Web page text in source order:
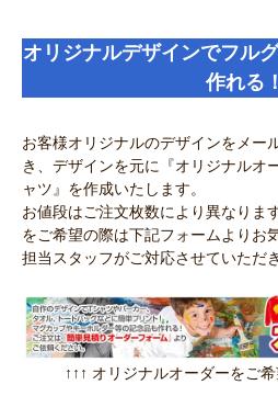
オリジナルデザインでフル
作れる！
お客様オリジナルのデザインをメー
き、デザインを元に『オリジナルオ
ャツ』を作成いたします。
お値段はご注文枚数により異なりま
をご希望の際は下記フォームよりお
担当スタッフがご対応させていただ
↑↑↑ オリジナルオーダーをご